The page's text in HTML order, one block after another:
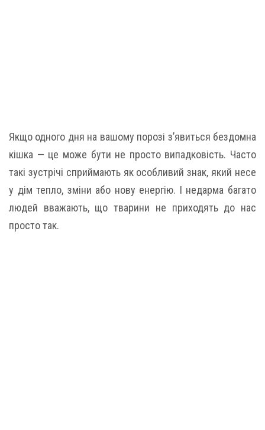
Якщо одного дня на вашому порозі з’явиться бездомна
кішка — це може бути не просто випадковість. Часто
такі зустрічі сприймають як особливий знак, який несе
у дім тепло, зміни або нову енергію. І недарма багато
людей вважають, що тварини не приходять до нас
просто так.